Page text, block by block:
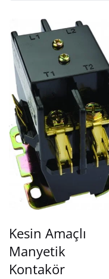
Kesin Amaçlı
Manyetik
Kontakör